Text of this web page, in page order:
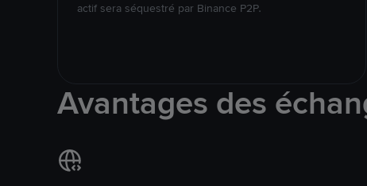
actif sera séquestré par Binance P2P.
Avantages des